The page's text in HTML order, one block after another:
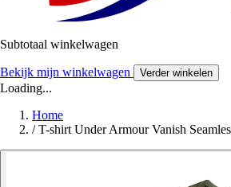
Subtotaal winkelwagen
Bekijk mijn winkelwagen Verder winkelen
Loading...
Home
/ T-shirt Under Armour Vanish